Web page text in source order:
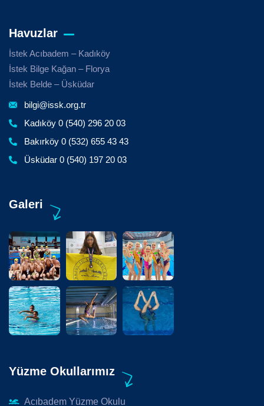
Havuzlar
İstek Acıbadem – Kadıköy
İstek Bilge Kağan – Florya
İstek Belde – Üsküdar
bilgi@issk.org.tr
Kadıköy 0 (540) 296 20 03
Bakırköy 0 (532) 655 43 43
Üsküdar 0 (540) 197 20 03
Galeri
Yüzme Okullarımız
Acıbadem Yüzme Okulu